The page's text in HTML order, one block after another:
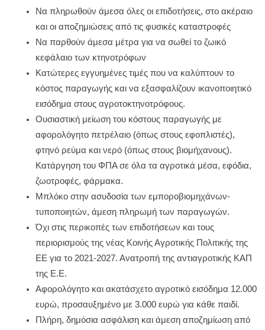
Να πληρωθούν άμεσα όλες οι επιδοτήσεις, στο ακέραιο
και οι αποζημιώσεις από τις φυσικές καταστροφές
Να παρθούν άμεσα μέτρα για να σωθεί το ζωικό
κεφάλαιο των κτηνοτρόφων
Κατώτερες εγγυημένες τιμές που να καλύπτουν το
κόστος παραγωγής και να εξασφαλίζουν ικανοποιητικό
εισόδημα στους αγροτοκτηνοτρόφους.
Ουσιαστική μείωση του κόστους παραγωγής με
αφορολόγητο πετρέλαιο (όπως στους εφοπλιστές),
φτηνό ρεύμα και νερό (όπως στους βιομήχανους).
Κατάργηση του ΦΠΑ σε όλα τα αγροτικά μέσα, εφόδια,
ζωοτροφές, φάρμακα.
Μπλόκο στην ασυδοσία των εμποροβιομηχάνων-
τυποποιητών, άμεση πληρωμή των παραγωγών.
Όχι στις περικοπές των επιδοτήσεων και τους
περιορισμούς της νέας Κοινής Αγροτικής Πολιτικής της
ΕΕ για το 2021-2027. Ανατροπή της αντιαγροτικής ΚΑΠ
της Ε.Ε.
Αφορολόγητο και ακατάσχετο αγροτικό εισόδημα 12.000
ευρώ, προσαυξημένο με 3.000 ευρώ για κάθε παιδί.
Πλήρη, δημόσια ασφάλιση και άμεση αποζημίωση από